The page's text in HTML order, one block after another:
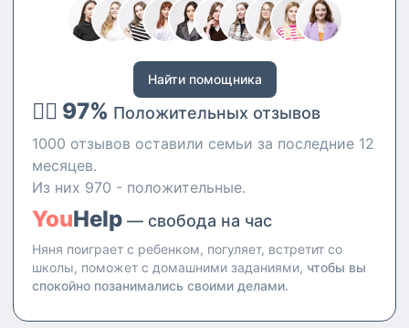
Найти помощника
👍🏻 97% Положительных отзывов
1000 отзывов оставили семьи за последние 12
месяцев.
Из них 970 - положительные.
YouHelp — свобода на час
Няня поиграет с ребенком, погуляет, встретит со
школы, поможет с домашними заданиями, чтобы вы
спокойно позанимались своими делами.